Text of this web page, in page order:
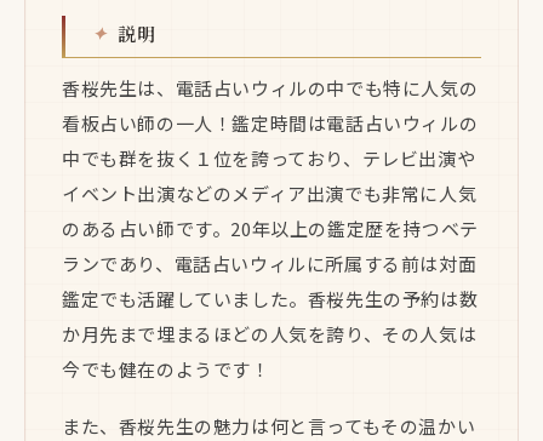
説明
香桜先生は、電話占いウィルの中でも特に人気の
看板占い師の一人！鑑定時間は電話占いウィルの
中でも群を抜く１位を誇っており、テレビ出演や
イベント出演などのメディア出演でも非常に人気
のある占い師です。20年以上の鑑定歴を持つベテ
ランであり、電話占いウィルに所属する前は対面
鑑定でも活躍していました。香桜先生の予約は数
か月先まで埋まるほどの人気を誇り、その人気は
今でも健在のようです！
また、香桜先生の魅力は何と言ってもその温かい